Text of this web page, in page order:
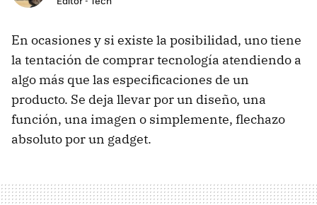
En ocasiones y si existe la posibilidad, uno tiene
la tentación de comprar tecnología atendiendo a
algo más que las especificaciones de un
producto. Se deja llevar por un diseño, una
función, una imagen o simplemente, flechazo
absoluto por un gadget.